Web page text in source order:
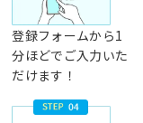
登録フォームから1
分ほどでご入力いた
だけます！